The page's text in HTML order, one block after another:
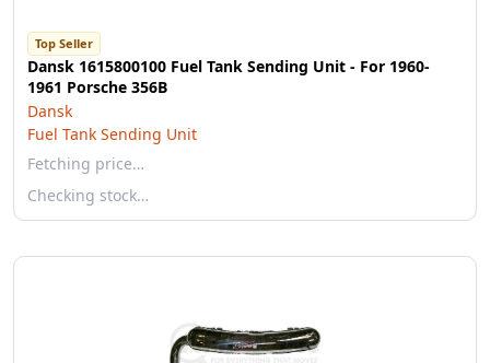
Top Seller
Dansk 1615800100 Fuel Tank Sending Unit - For 1960-
1961 Porsche 356B
Dansk
Fuel Tank Sending Unit
Fetching price…
Checking stock…